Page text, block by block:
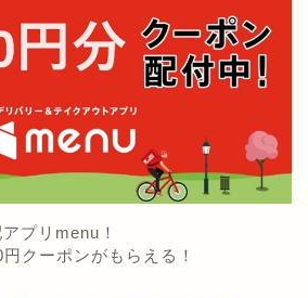
プリmenu！
クーポンがもらえる！